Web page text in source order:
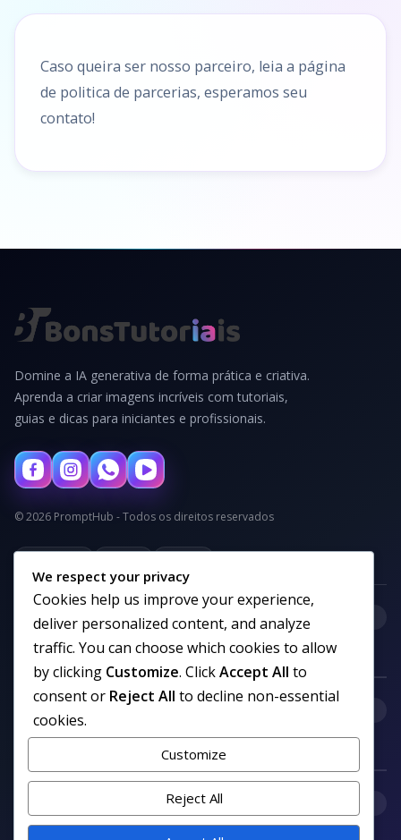
Caso queira ser nosso parceiro, leia a página
de politica de parcerias, esperamos seu
contato!
Domine a IA generativa de forma prática e criativa.
Aprenda a criar imagens incríveis com tutoriais,
guias e dicas para iniciantes e profissionais.
© 2026 PromptHub - Todos os direitos reservados
Categorias
We respect your privacy
Cookies help us improve your experience,
deliver personalized content, and analyze
traffic. You can choose which cookies to allow
by clicking Customize. ClickAccept All to
consent or Reject All to decline non-essential
cookies.
Customize
Reject All